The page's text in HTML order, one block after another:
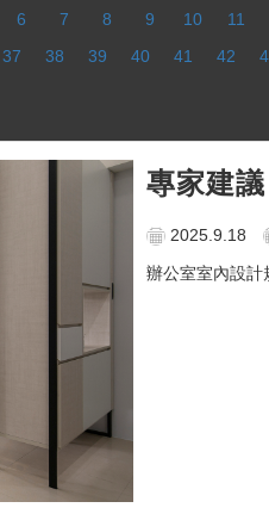
6 7 8 9 10 11
37 38 39 40 41 42
專家建
2025.9.18
辦公室室內設計